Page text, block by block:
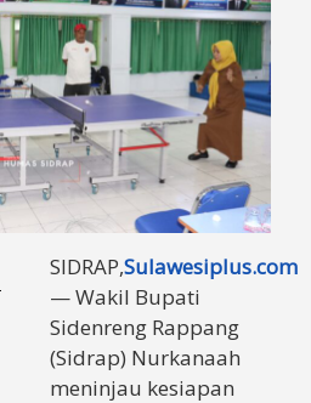
SIDRAP,Sulawesiplus.com
— Wakil Bupati
Sidenreng Rappang
(Sidrap) Nurkanaah
meninjau kesiapan